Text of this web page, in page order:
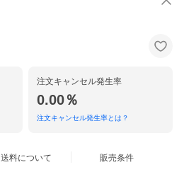
注文キャンセル発生率
0.00％
注文キャンセル発生率とは？
送料について 販売条件